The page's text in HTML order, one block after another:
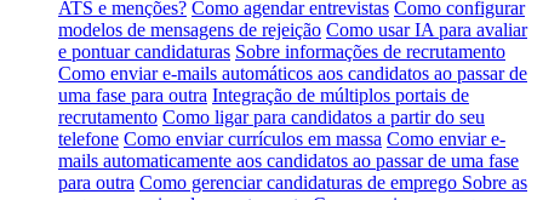
ATS e menções? Como agendar entrevistas Como configurar
modelos de mensagens de rejeição Como usar IA para avaliar
e pontuar candidaturas Sobre informações de recrutamento
Como enviar e-mails automáticos aos candidatos ao passar de
uma fase para outra Integração de múltiplos portais de
recrutamento Como ligar para candidatos a partir do seu
telefone Como enviar currículos em massa Como enviar e-
mails automaticamente aos candidatos ao passar de uma fase
para outra Como gerenciar candidaturas de emprego Sobre as